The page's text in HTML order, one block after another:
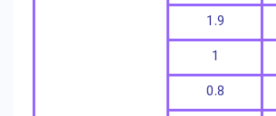
1.9
1
0.8